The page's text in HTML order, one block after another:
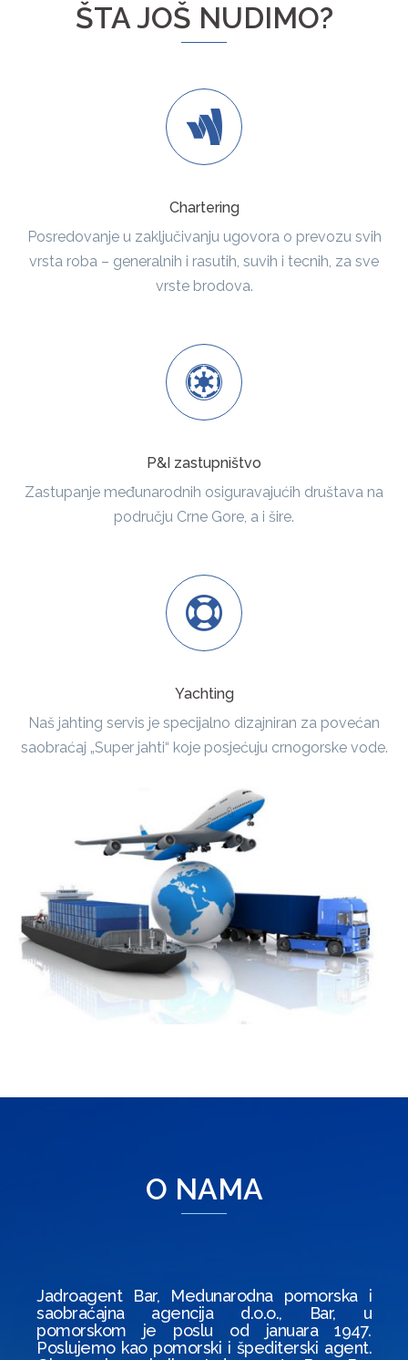
ŠTA JOŠ NUDIMO?
Chartering
Posredovanje u zaključivanju ugovora o prevozu svih
vrsta roba – generalnih i rasutih, suvih i tecnih, za sve
vrste brodova.
P&I zastupništvo
Zastupanje međunarodnih osiguravajućih društava na
području Crne Gore, a i šire.
Yachting
Naš jahting servis je specijalno dizajniran za povećan
saobraćaj „Super jahti“ koje posjećuju crnogorske vode.
O NAMA
Jadroagent Bar, Medunarodna pomorska i
saobraćajna agencija d.o.o., Bar, u
pomorskom je poslu od januara 1947.
Poslujemo kao pomorski i špediterski agent.